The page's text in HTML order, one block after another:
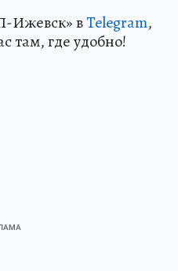
Ижевск» вTelegram,
там, где удобно!